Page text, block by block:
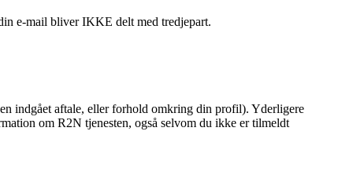
e-mail bliver IKKE delt med tredjepart.
indgået aftale, eller forhold omkring din profil). Yderligere
om R2N tjenesten, også selvom du ikke er tilmeldt